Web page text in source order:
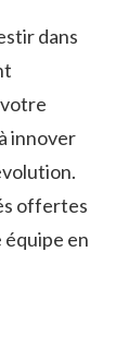
dans
innover
offertes
en